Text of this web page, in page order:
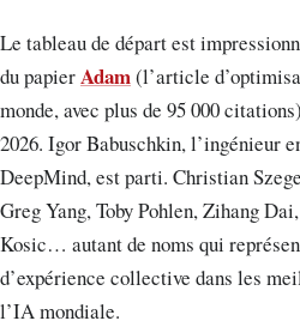
Le tableau de départ est
du papierAdam(l’article
monde, avec plus de 95 000
2026. Igor Babuschkin, l’ingénieur
DeepMind, est parti. Christian
Greg Yang, Toby Pohlen, Zihang
Kosic… autant de noms qui
d’expérience collective dans les
l’IA mondiale.